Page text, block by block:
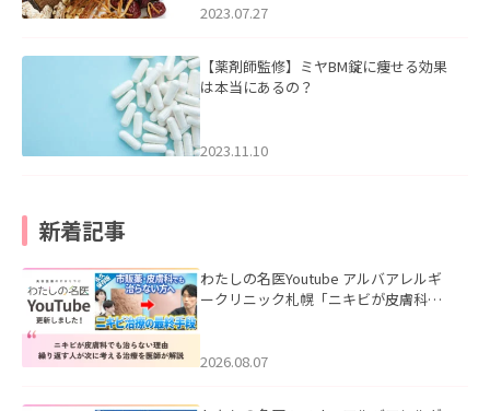
2023.07.27
【薬剤師監修】ミヤBM錠に痩せる効果
は本当にあるの？
2023.11.10
新着記事
わたしの名医Youtube アルバアレルギ
ークリニック札幌「ニキビが皮膚科で
ました。
2026.08.07